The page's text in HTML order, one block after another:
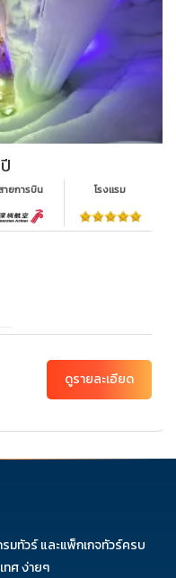
ายการบิน โรงเเรม
ดูรายละเอียด
มทัวร์ และแพ็กเกจทัวร์ครบ
ทศ ง่ายๆ